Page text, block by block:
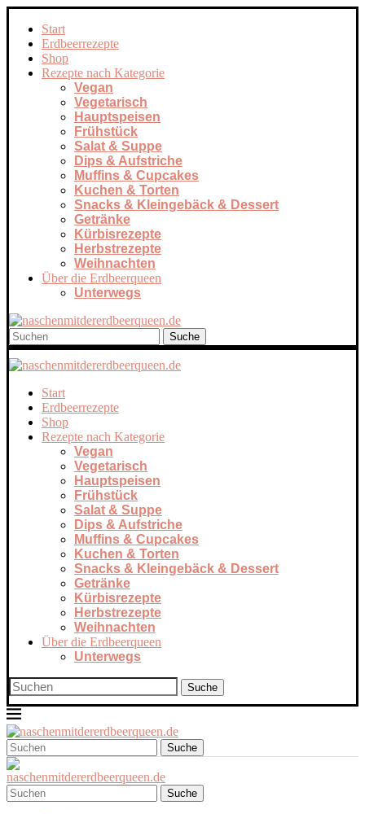
Start
Erdbeerrezepte
Shop
Rezepte nach Kategorie
Vegan
Vegetarisch
Hauptspeisen
Frühstück
Salat & Suppe
Dips & Aufstriche
Muffins & Cupcakes
Kuchen & Torten
Snacks & Kleingebäck & Dessert
Getränke
Kürbisrezepte
Herbstrezepte
Weihnachten
Über die Erdbeerqueen
Unterwegs
Suche
Start
Erdbeerrezepte
Shop
Rezepte nach Kategorie
Vegan
Vegetarisch
Hauptspeisen
Frühstück
Salat & Suppe
Dips & Aufstriche
Muffins & Cupcakes
Kuchen & Torten
Snacks & Kleingebäck & Dessert
Getränke
Kürbisrezepte
Herbstrezepte
Weihnachten
Über die Erdbeerqueen
Unterwegs
Suche
Suche
Suche